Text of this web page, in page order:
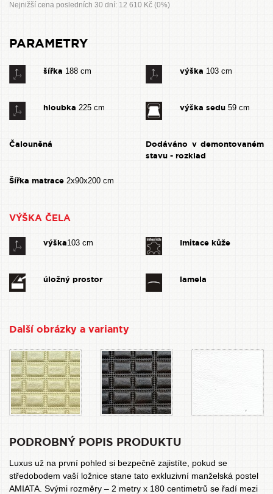
Nejnižší cena posledních 30 dní: 12 610 Kč (0%)
PARAMETRY
šířka 188 cm výška 103 cm
hloubka 225 cm výška sedu 59 cm
Čalouněná
Dodáváno v demontovaném
stavu - rozklad
Šířka matrace 2x90x200 cm
VÝŠKA ČELA
výška103 cm Imitace kůže
úložný prostor lamela
Další obrázky a varianty
PODROBNÝ POPIS PRODUKTU
Luxus už na první pohled si bezpečně zajistíte, pokud se
středobodem vaší ložnice stane tato exkluzivní manželská postel
AMIATA. Svými rozměry – 2 metry x 180 centimetrů se řadí mezi